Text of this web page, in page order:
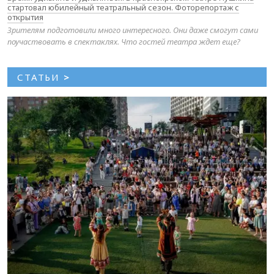
стартовал юбилейный театральный сезон. Фоторепортаж с
открытия
Зрителям подготовили много интересного. Они даже смогут сами
поучаствовать в спектаклях. Что гостей театра ждет еще?
СТАТЬИ >